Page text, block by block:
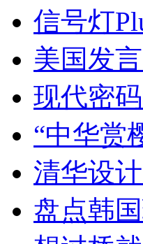
信号灯
美国发
现代密
“中华赏
清华设
盘点韩